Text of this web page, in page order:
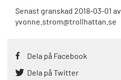
Senast granskad 2018-03-01 av
yvonne.strom@trollhattan.se
Dela på Facebook
Dela på Twitter